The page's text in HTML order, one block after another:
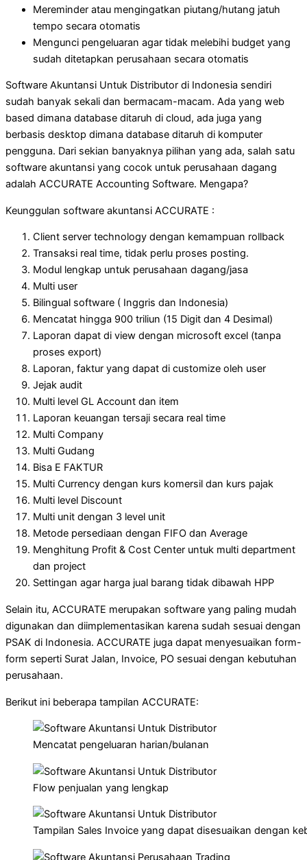
Mereminder atau mengingatkan piutang/hutang jatuh
tempo secara otomatis
Mengunci pengeluaran agar tidak melebihi budget yang
sudah ditetapkan perusahaan secara otomatis
Software Akuntansi Untuk Distributor di Indonesia sendiri
sudah banyak sekali dan bermacam-macam. Ada yang web
based dimana database ditaruh di cloud, ada juga yang
berbasis desktop dimana database ditaruh di komputer
pengguna. Dari sekian banyaknya pilihan yang ada, salah satu
software akuntansi yang cocok untuk perusahaan dagang
adalah ACCURATE Accounting Software. Mengapa?
Keunggulan software akuntansi ACCURATE :
Client server technology dengan kemampuan rollback
Transaksi real time, tidak perlu proses posting.
Modul lengkap untuk perusahaan dagang/jasa
Multi user
Bilingual software ( Inggris dan Indonesia)
Mencatat hingga 900 triliun (15 Digit dan 4 Desimal)
Laporan dapat di view dengan microsoft excel (tanpa
proses export)
Laporan, faktur yang dapat di customize oleh user
Jejak audit
Multi level GL Account dan item
Laporan keuangan tersaji secara real time
Multi Company
Multi Gudang
Bisa E FAKTUR
Multi Currency dengan kurs komersil dan kurs pajak
Multi level Discount
Multi unit dengan 3 level unit
Metode persediaan dengan FIFO dan Average
Menghitung Profit & Cost Center untuk multi department
dan project
Settingan agar harga jual barang tidak dibawah HPP
Selain itu, ACCURATE merupakan software yang paling mudah
digunakan dan diimplementasikan karena sudah sesuai dengan
PSAK di Indonesia. ACCURATE juga dapat menyesuaikan form-
form seperti Surat Jalan, Invoice, PO sesuai dengan kebutuhan
perusahaan.
Berikut ini beberapa tampilan ACCURATE:
Mencatat pengeluaran harian/bulanan
Flow penjualan yang lengkap
Tampilan Sales Invoice yang dapat disesuaikan dengan